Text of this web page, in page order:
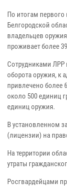
По итогам первого
Белгородской
владельцев
проживает более
Сотрудниками ЛРР
оборота оружия, к
привлечено более
около 500 единиц
единиц оружия.
В установленном
(лицензии) на
На территории
утраты
Росгвардейцами